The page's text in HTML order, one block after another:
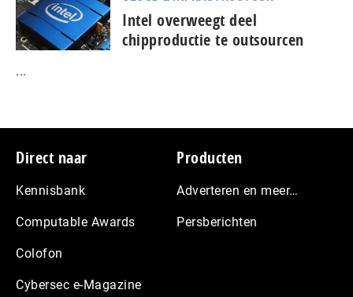
Intel overweegt deel
chipproductie te outsourcen
...
Footer
Direct naar
Kennisbank
Computable Awards
Colofon
Cybersec e-Magazine
Producten
Adverteren en meer…
Persberichten